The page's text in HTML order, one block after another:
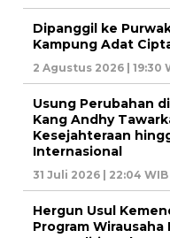
Dipanggil ke
Kampung Adat
2 Agustus 2026 | 19:30
Usung Perubahan
Kang Andhy
Kesejahteraan
Internasional
31 Juli 2026 | 22:04 WIB
Hergun Usul
Program